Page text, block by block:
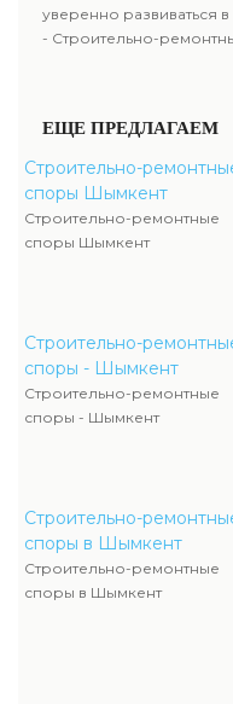
уверенно развиваться
- Строительно-
ЕЩЕ ПРЕДЛАГАЕМ
Строительно-
споры Шымкент
Строительно-ремонтные
споры Шымкент
Строительно-
споры - Шымкент
Строительно-ремонтные
споры - Шымкент
Строительно-
споры в Шымкент
Строительно-ремонтные
споры в Шымкент